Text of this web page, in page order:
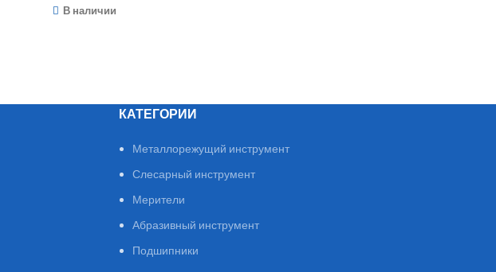
В наличии
КАТЕГОРИИ
Металлорежущий инструмент
Слесарный инструмент
Мерители
Абразивный инструмент
Подшипники